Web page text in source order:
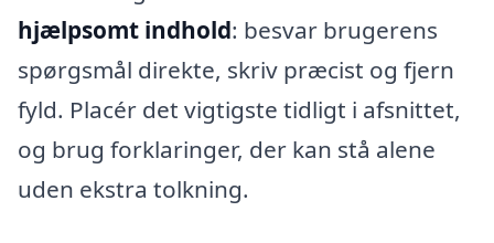
hjælpsomt indhold: besvar brugerens
spørgsmål direkte, skriv præcist og fjern
fyld. Placér det vigtigste tidligt i afsnittet,
og brug forklaringer, der kan stå alene
uden ekstra tolkning.